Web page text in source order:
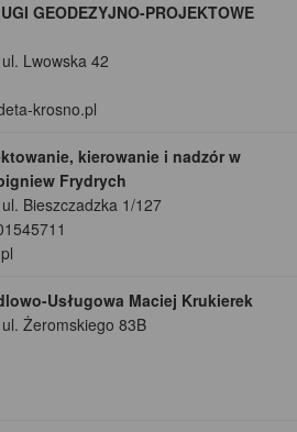
GEODEZYJNO-PROJEKTOWE
ul. Lwowska 42
krosno.pl
kierowanie i nadzór w
Frydrych
ul. Bieszczadzka 1/127
Usługowa Maciej Krukierek
ul. Żeromskiego 83B